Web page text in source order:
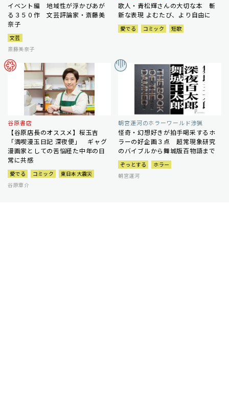
イベント編 地域性が浮かびあが
る３５０作 文芸評論家・斎藤美
奈子
文芸
斎藤美奈子
歌人・青松輝さんの大切な本 斬
新な表現 よむたび、より自由に
愛でる コミック 短歌
谷原書店
【谷原店長のオススメ】桜玉吉
「満喫漫玉日記 深夜便」 ギャグ
漫画家としての苦悩経た中年の日
常に共感
愛でる コミック
東日本大震災
谷原章介
朝宮運河のホラーワールド渉猟
怪奇・幻想好きが拍手喝采するホ
ラーの好企画３点 超常現象研究
のバイブルから舞城版百物語まで
ぞっとする
ホラー
朝宮運河